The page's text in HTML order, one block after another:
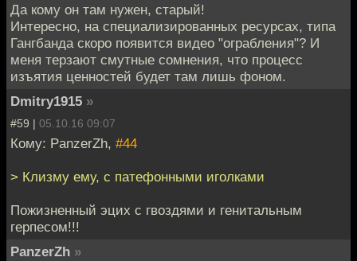
Да кому он там нужен, старый!
Интересно, на специализированных ресурсах, типа
Гангбанда скоро появится видео "ограбления"? И
меня терзают смутные сомнения, что процесс
изъятия ценностей будет там лишь фоном.
Dmitry1915 »
#59 | 05.10.16 09:07
Кому: PanzerZh, #44
> Клизму ему, с патефонными иголками
Пожизненный эцих с гвоздями и генитальным
герпесом!!!
PanzerZh »